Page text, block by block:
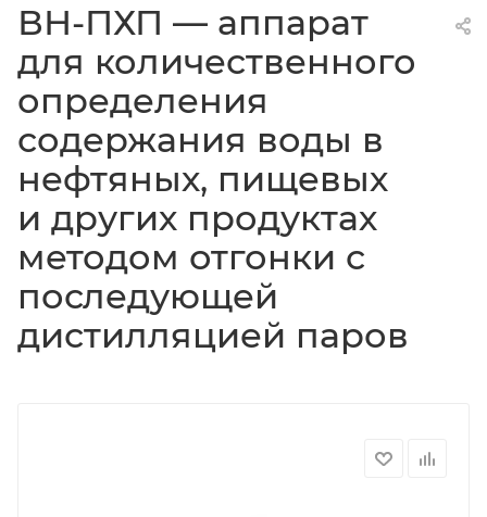
ВН-ПХП — аппарат
для количественного
определения
содержания воды в
нефтяных, пищевых
и других продуктах
методом отгонки с
последующей
дистилляцией паров